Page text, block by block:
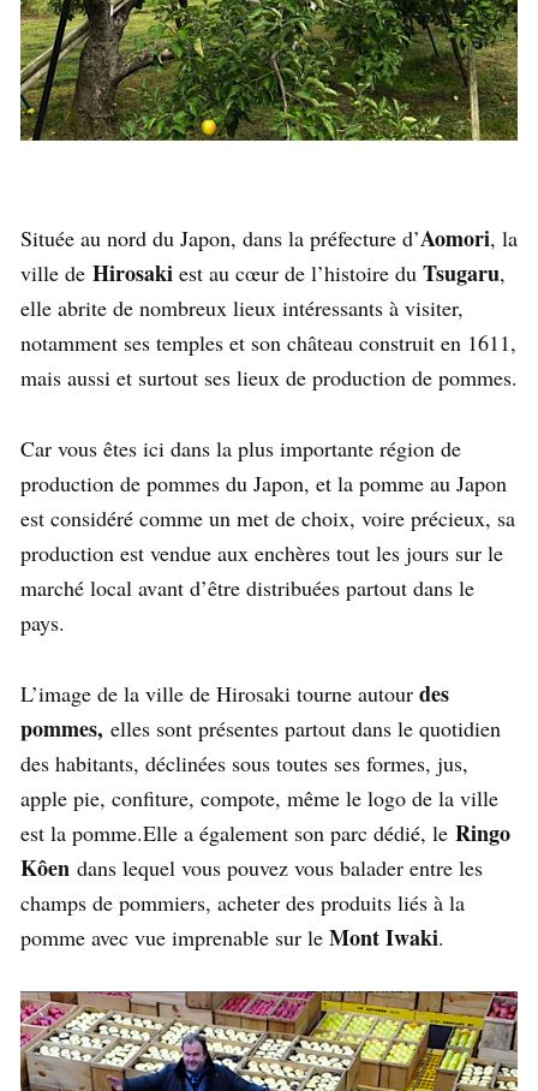
Située au nord du Japon, dans la préfecture d’Aomori, la
ville de Hirosaki est au cœur de l’histoire du Tsugaru,
elle abrite de nombreux lieux intéressants à visiter,
notamment ses temples et son château construit en 1611,
mais aussi et surtout ses lieux de production de pommes.
Car vous êtes ici dans la plus importante région de
production de pommes du Japon, et la pomme au Japon
est considéré comme un met de choix, voire précieux, sa
production est vendue aux enchères tout les jours sur le
marché local avant d’être distribuées partout dans le
pays.
L’image de la ville de Hirosaki tourne autour des
pommes, elles sont présentes partout dans le quotidien
des habitants, déclinées sous toutes ses formes, jus,
apple pie, confiture, compote, même le logo de la ville
est la pomme.Elle a également son parc dédié, le Ringo
Kôen dans lequel vous pouvez vous balader entre les
champs de pommiers, acheter des produits liés à la
pomme avec vue imprenable sur le Mont Iwaki.